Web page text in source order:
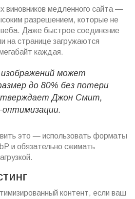
виновников медленного сайта —
разрешением, которые не
Даже быстрое соединение
на странице загружаются
каждая.
может
до 80% без потери
Джон Смит,
оптимизации.
это — использовать форматы
и обязательно сжимать
контент, если ваш